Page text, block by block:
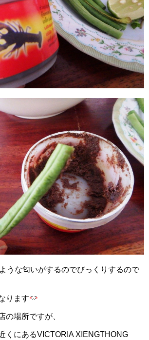
うな匂いがするのでびっくりするので
ります
の場所ですが、
くにあるVICTORIA XIENGTHONG